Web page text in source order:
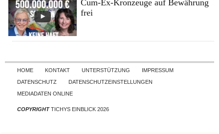
Cum-Ex-Kronzeuge auf Bewährung
frei
Skip to content
HOME KONTAKT UNTERSTÜTZUNG
IMPRESSUM
DATENSCHUTZ
DATENSCHUTZEINSTELLUNGEN
MEDIADATEN ONLINE
COPYRIGHTTICHYS EINBLICK 2026